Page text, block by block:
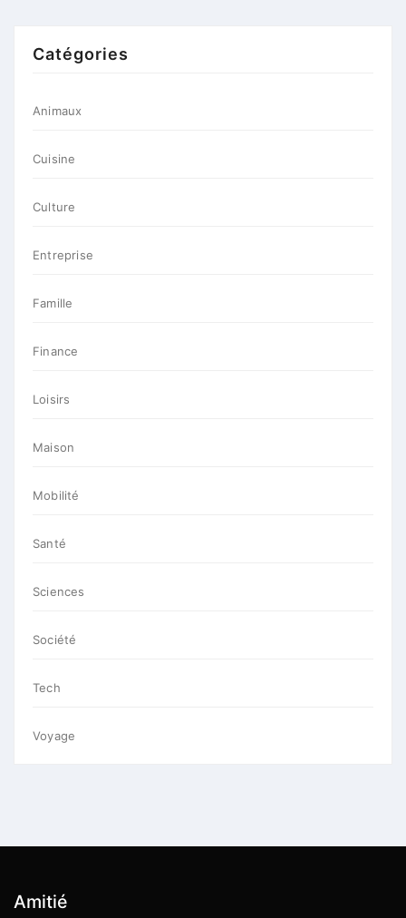
Catégories
Animaux
Cuisine
Culture
Entreprise
Famille
Finance
Loisirs
Maison
Mobilité
Santé
Sciences
Société
Tech
Voyage
Amitié